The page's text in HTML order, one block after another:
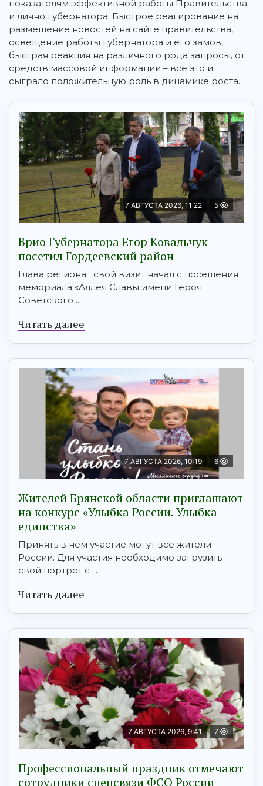
показателям эффективной работы Правительства
и лично губернатора. Быстрое реагирование на
размещение новостей на сайте правительства,
освещение работы губернатора и его замов,
быстрая реакция на различного рода запросы, от
средств массовой информации – все это и
сыграло положительную роль в динамике роста.
7 АВГУСТА 2026, 11:22 5
Врио Губернатора Егор Ковальчук
посетил Гордеевский район
Глава региона свой визит начал с посещения
мемориала «Аллея Славы имени Героя
Советского ...
Читать далее
7 АВГУСТА 2026, 10:19 6
Жителей Брянской области приглашают
на конкурс «Улыбка России. Улыбка
единства»
Принять в нем участие могут все жители
России. Для участия необходимо загрузить
свой портрет с ...
Читать далее
7 АВГУСТА 2026, 9:41 7
Профессиональный праздник отмечают
сотрудники спецсвязи ФСО России